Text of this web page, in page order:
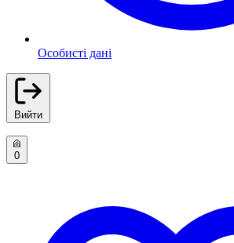
Особисті дані
Вийти
0